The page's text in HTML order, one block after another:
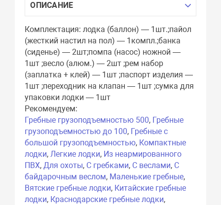
ОПИСАНИЕ
Комплектация: лодка (баллон) — 1шт.;пайол
(жесткий настил на пол) — 1компл.;банка
(сиденье) — 2шт;помпа (насос) ножной —
1шт ;весло (алюм.) — 2шт ;рем набор
(заплатка + клей) — 1шт ;паспорт изделия —
1шт ;переходник на клапан — 1шт ;сумка для
упаковки лодки — 1шт
Рекомендуем:
Гребные грузоподъемностью 500, Гребные
грузоподъемностью до 100, Гребные с
большой грузоподъемностью, Компактные
лодки,Легкие лодки, Из неармированного
ПВХ,Для охоты, С гребками, С веслами, С
байдарочным веслом, Маленькие гребные,
Вятские гребные лодки, Китайские гребные
лодки, Краснодарские гребные лодки,